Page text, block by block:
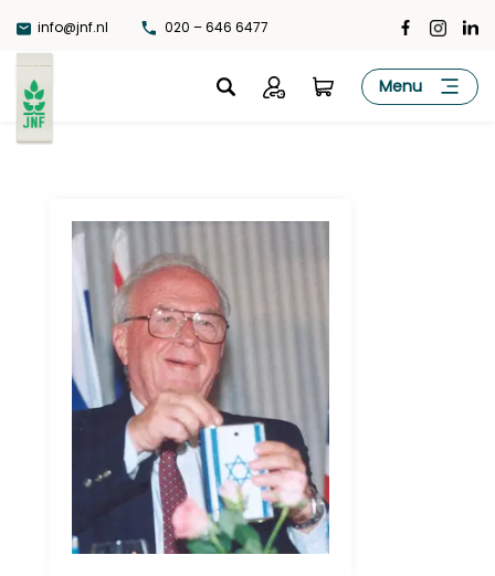
naar
de
inhoud
info@jnf.nl 020 – 646 6477
JNF Menu